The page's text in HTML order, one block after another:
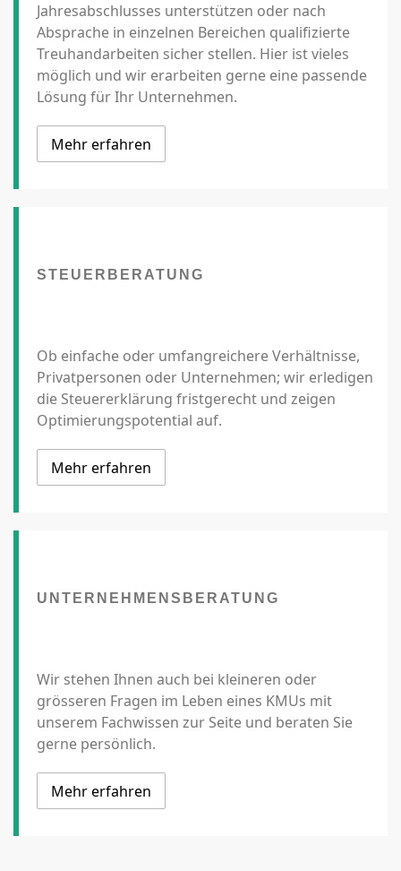
Jahresabschlusses unterstützen oder nach
Absprache in einzelnen Bereichen qualifizierte
Treuhandarbeiten sicher stellen. Hier ist vieles
möglich und wir erarbeiten gerne eine passende
Lösung für Ihr Unternehmen.
Mehr erfahren
STEUERBERATUNG
Ob einfache oder umfangreichere Verhältnisse,
Privatpersonen oder Unternehmen; wir erledigen
die Steuererklärung fristgerecht und zeigen
Optimierungspotential auf.
Mehr erfahren
UNTERNEHMENSBERATUNG
Wir stehen Ihnen auch bei kleineren oder
grösseren Fragen im Leben eines KMUs mit
unserem Fachwissen zur Seite und beraten Sie
gerne persönlich.
Mehr erfahren